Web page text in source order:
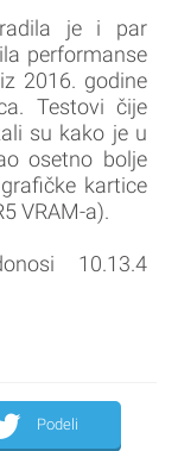
je i par
performanse
2016. godine
Testovi čije
su kako je u
osetno bolje
kartice
VRAM-a).
10.13.4
Podeli